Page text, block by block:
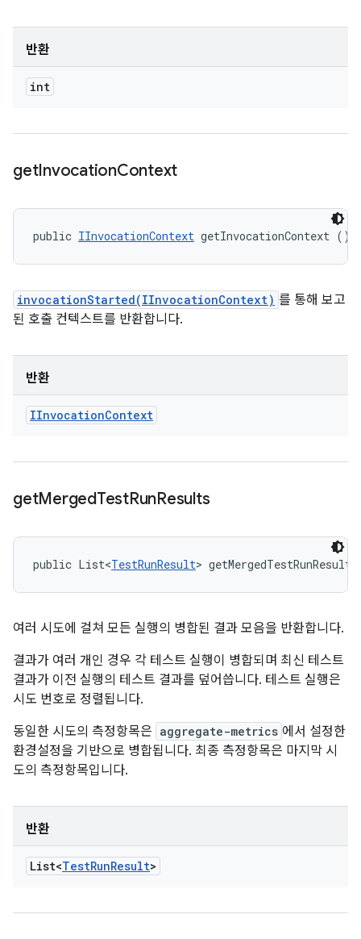
반환
int
getInvocationContext
public IInvocationContext getInvocationContext ()
invocationStarted(IInvocationContext) 를 통해 보고
된 호출 컨텍스트를 반환합니다.
반환
IInvocationContext
getMergedTestRunResults
public List<TestRunResult>
여러 시도에 걸쳐 모든 실행의 병합된 결과 모음을 반환합니다.
결과가 여러 개인 경우 각 테스트 실행이 병합되며 최신 테스트
결과가 이전 실행의 테스트 결과를 덮어씁니다. 테스트 실행은
시도 번호로 정렬됩니다.
동일한 시도의 측정항목은 aggregate-metrics 에서 설정한
환경설정을 기반으로 병합됩니다. 최종 측정항목은 마지막 시
도의 측정항목입니다.
반환
List<TestRunResult>